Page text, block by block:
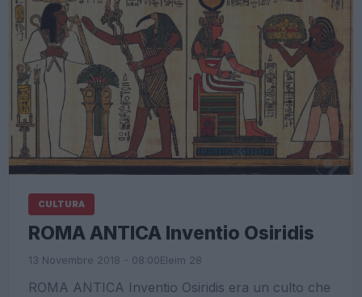
CULTURA
ROMA ANTICA Inventio Osiridis
13 Novembre 2018 - 08:00Eleim 28
ROMA ANTICA Inventio Osiridis era un culto che